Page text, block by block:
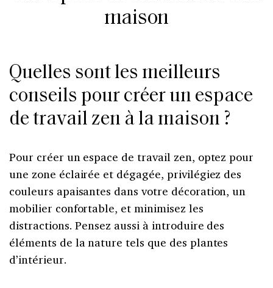
maison
Quelles sont les meilleurs
conseils pour créer un espace
de travail zen à la maison ?
Pour créer un espace de travail zen, optez pour
une zone éclairée et dégagée, privilégiez des
couleurs apaisantes dans votre décoration, un
mobilier confortable, et minimisez les
distractions. Pensez aussi à introduire des
éléments de la nature tels que des plantes
d’intérieur.